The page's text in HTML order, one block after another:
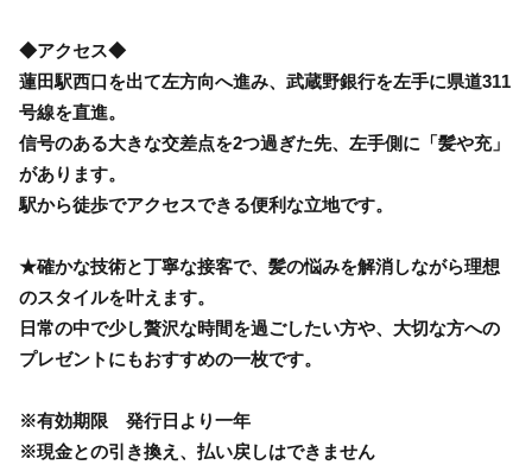
◆アクセス◆
蓮田駅西口を出て左方向へ進み、武蔵野銀行を左手に県道311
号線を直進。
信号のある大きな交差点を2つ過ぎた先、左手側に「髪や充」
があります。
駅から徒歩でアクセスできる便利な立地です。
★確かな技術と丁寧な接客で、髪の悩みを解消しながら理想
のスタイルを叶えます。
日常の中で少し贅沢な時間を過ごしたい方や、大切な方への
プレゼントにもおすすめの一枚です。
※有効期限 発行日より一年
※現金との引き換え、払い戻しはできません